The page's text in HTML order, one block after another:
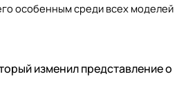
особенным среди всех моделей
изменил представление о